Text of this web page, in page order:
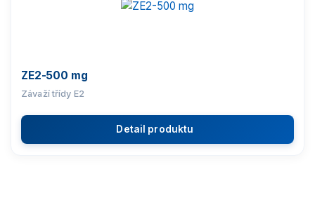
ZE2-500 mg
Závaží třídy E2
Detail produktu